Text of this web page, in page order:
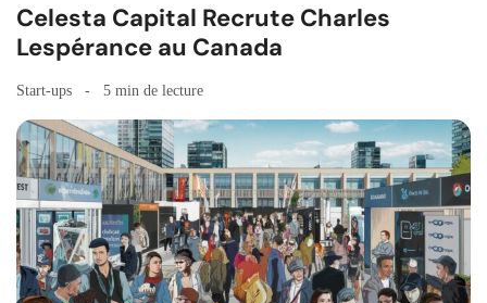
Celesta Capital Recrute Charles
Lespérance au Canada
Start-ups 5 min de lecture